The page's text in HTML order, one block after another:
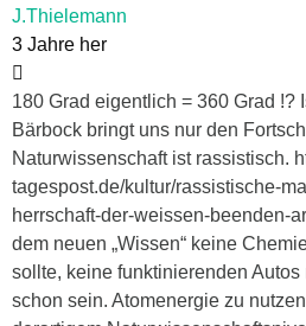
J.Thielemann
3 Jahre her
180 Grad eigentlich = 360 Grad !?
Bärbock bringt uns nur den
Naturwissenschaft ist rassistisch.
tagespost.de/kultur/rassistische-
herrschaft-der-weissen-beenden-
dem neuen „Wissen“ keine
sollte, keine funktinierenden
schon sein. Atomenergie zu